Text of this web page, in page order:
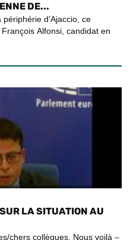
DE...
d’Ajaccio, ce
Alfonsi, candidat en
LA SITUATION AU
chers collègues, Nous voilà –